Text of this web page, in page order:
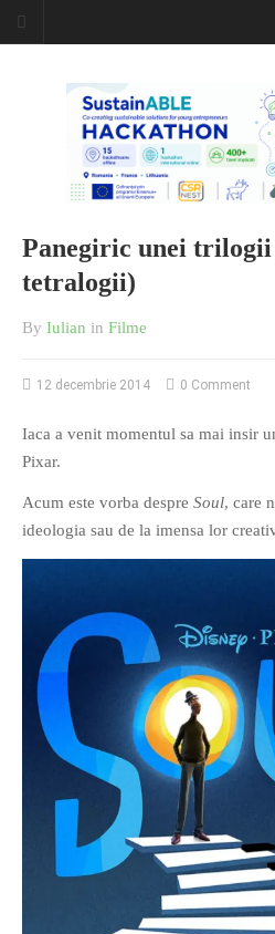
Panegiric unei trilogii
tetralogii)
By Iulian in Filme
12 decembrie 2014 0 Comment
Iaca a venit momentul sa mai insir
Pixar.
Acum este vorba despre Soul, care
ideologia sau de la imensa lor